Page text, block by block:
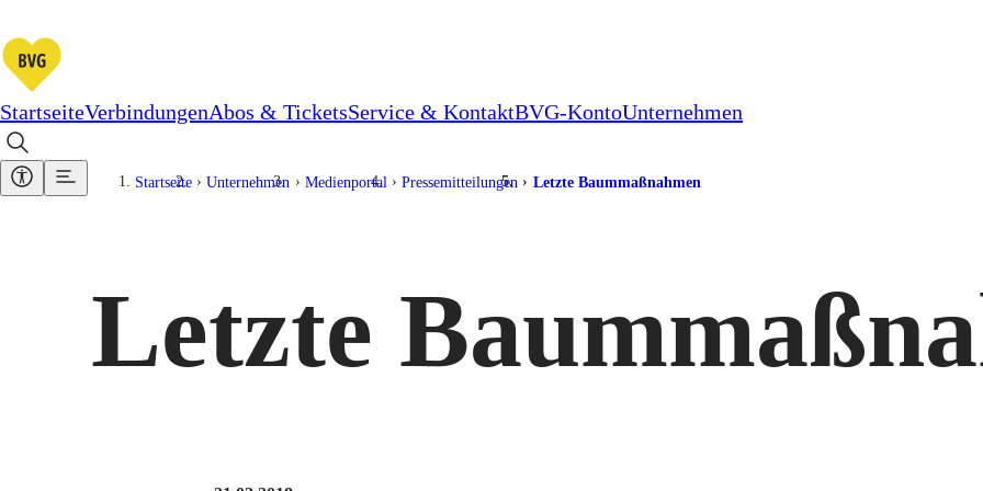
StartseiteVerbindungenAbos & TicketsService & KontaktBVG-KontoUnternehmen
Startseite Unternehmen Medienportal Pressemitteilungen Letzte Baummaßnahmen
Letzte